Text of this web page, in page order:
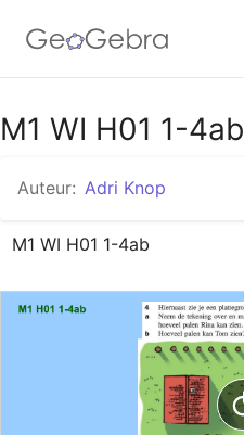
Google Classroom
GeoGebra Klaslokaal
M1 WI H01 1-4ab
Auteur: Adri Knop
M1 WI H01 1-4ab